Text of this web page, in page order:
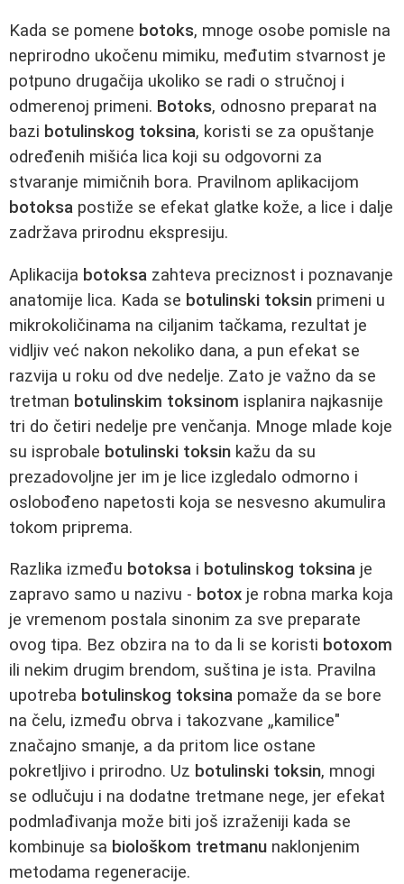
Kada se pomene botoks, mnoge osobe pomisle na
neprirodno ukočenu mimiku, međutim stvarnost je
potpuno drugačija ukoliko se radi o stručnoj i
odmerenoj primeni. Botoks, odnosno preparat na
bazi botulinskog toksina, koristi se za opuštanje
određenih mišića lica koji su odgovorni za
stvaranje mimičnih bora. Pravilnom aplikacijom
botoksa postiže se efekat glatke kože, a lice i dalje
zadržava prirodnu ekspresiju.
Aplikacija botoksa zahteva preciznost i poznavanje
anatomije lica. Kada se botulinski toksin primeni u
mikrokoličinama na ciljanim tačkama, rezultat je
vidljiv već nakon nekoliko dana, a pun efekat se
razvija u roku od dve nedelje. Zato je važno da se
tretman botulinskim toksinom isplanira najkasnije
tri do četiri nedelje pre venčanja. Mnoge mlade koje
su isprobale botulinski toksin kažu da su
prezadovoljne jer im je lice izgledalo odmorno i
oslobođeno napetosti koja se nesvesno akumulira
tokom priprema.
Razlika između botoksa i botulinskog toksina je
zapravo samo u nazivu - botox je robna marka koja
je vremenom postala sinonim za sve preparate
ovog tipa. Bez obzira na to da li se koristi botoxom
ili nekim drugim brendom, suština je ista. Pravilna
upotreba botulinskog toksina pomaže da se bore
na čelu, između obrva i takozvane „kamilice"
značajno smanje, a da pritom lice ostane
pokretljivo i prirodno. Uz botulinski toksin, mnogi
se odlučuju i na dodatne tretmane nege, jer efekat
podmlađivanja može biti još izraženiji kada se
kombinuje sa biološkom tretmanu naklonjenim
metodama regeneracije.